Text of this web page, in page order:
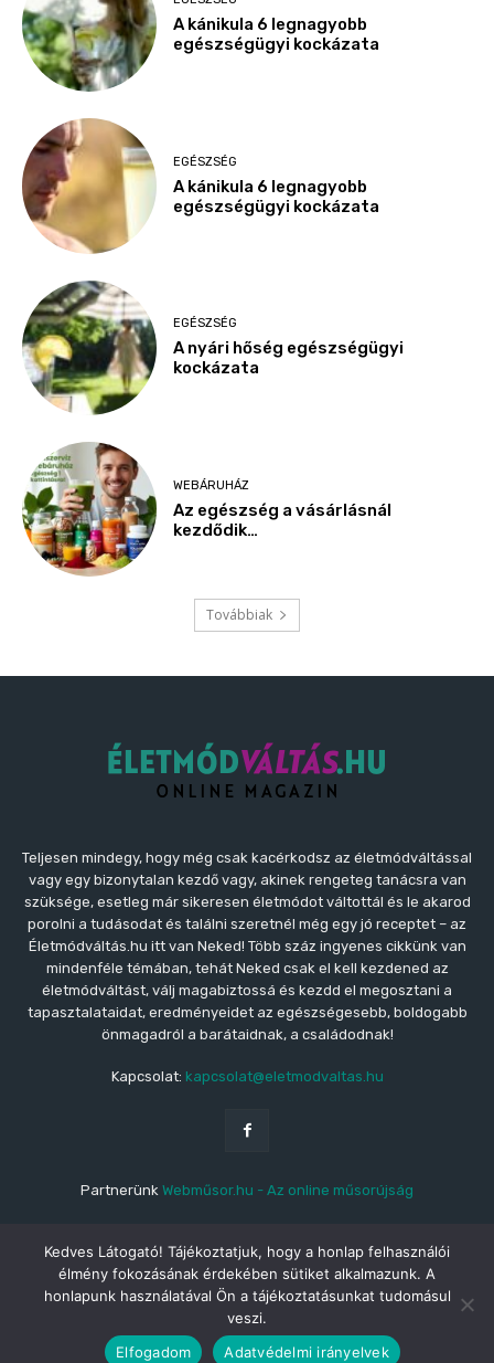
Teljesen mindegy, hogy még csak kacérkodsz az életmódváltással
vagy egy bizonytalan kezdő vagy, akinek rengeteg tanácsra van
szüksége, esetleg már sikeresen életmódot váltottál és le akarod
porolni a tudásodat és találni szeretnél még egy jó receptet – az
Életmódváltás.hu itt van Neked! Több száz ingyenes cikkünk van
mindenféle témában, tehát Neked csak el kell kezdened az
életmódváltást, válj magabiztossá és kezdd el megosztani a
tapasztalataidat, eredményeidet az egészségesebb, boldogabb
önmagadról a barátaidnak, a családodnak!
Kapcsolat: kapcsolat@eletmodvaltas.hu
Partnerünk Webműsor.hu - Az online műsorújság
© Copyright - © 2021 Életmódváltás.hu | Az Életmódváltás.hu a
Testszerviz Cégcsoport tagja.
Kapcsolat
Kedves Látogató! Tájékoztatjuk, hogy a honlap felhasználói
élmény fokozásának érdekében sütiket alkalmazunk. A
honlapunk használatával Ön a tájékoztatásunkat tudomásul
veszi.
Elfogadom
Adatvédelmi irányelvek